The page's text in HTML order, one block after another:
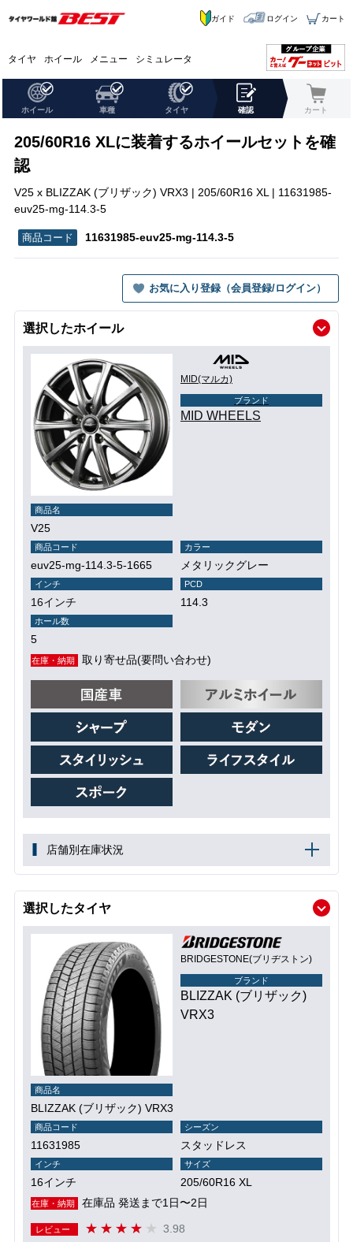
タイヤ ホイール メニュー シミュレータ
ガイド ログイン カート
ホイール 車種 タイヤ 確認 カート
205/60R16 XLに装着するホイールセットを確
認
V25 x BLIZZAK (ブリザック) VRX3 | 205/60R16 XL | 11631985-
euv25-mg-114.3-5
11631985-euv25-mg-114.3-5
お気に入り登録（会員登録/ログイン）
選択したホイール
MID(マルカ)
ブランド
MID WHEELS
商品名
V25
商品コード
euv25-mg-114.3-5-1665
カラー
メタリックグレー
インチ
16インチ
PCD
114.3
ホール数
5
在庫・納期 取り寄せ品(要問い合わせ)
店舗別在庫状況
選択したタイヤ
BRIDGESTONE(ブリヂストン)
ブランド
BLIZZAK (ブリザック)
VRX3
商品名
BLIZZAK (ブリザック) VRX3
商品コード
11631985
シーズン
スタッドレス
インチ
16インチ
サイズ
205/60R16 XL
在庫・納期 在庫品 発送まで1日〜2日
レビュー 3.98